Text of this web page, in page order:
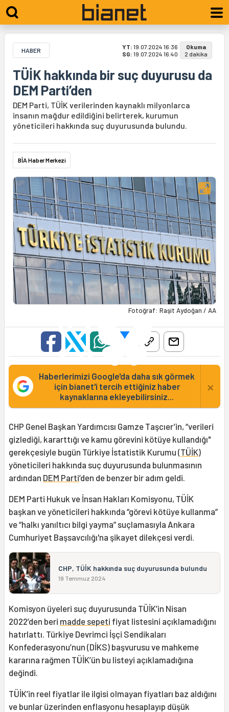
HABER YT: 19.07.2024 16:36
SG: 19.07.2024 16:40
Okuma
2 dakika
TÜİK hakkında bir suç duyurusu da
DEM Parti’den
DEM Parti, TÜİK verilerinden kaynaklı milyonlarca
insanın mağdur edildiğini belirterek, kurumun
yöneticileri hakkında suç duyurusunda bulundu.
BİA Haber Merkezi
Fotoğraf: Raşit Aydoğan / AA
Haberlerimizi Google'da daha sık görmek
için bianet'i tercih ettiğiniz haber
kaynaklarına ekleyebilirsiniz...
×
CHP Genel Başkan Yardımcısı Gamze Taşcıer’in, “verileri
gizlediği, kararttığı ve kamu görevini kötüye kullandığı"
gerekçesiyle bugün Türkiye İstatistik Kurumu (TÜİK)
yöneticileri hakkında suç duyurusunda bulunmasının
ardından DEM Parti’den de benzer bir adım geldi.
DEM Parti Hukuk ve İnsan Hakları Komisyonu, TÜİK
başkan ve yöneticileri hakkında “görevi kötüye kullanma”
ve “halkı yanıltıcı bilgi yayma” suçlamasıyla Ankara
Cumhuriyet Başsavcılığı'na şikayet dilekçesi verdi.
CHP, TÜİK hakkında suç duyurusunda bulundu
19 Temmuz 2024
Komisyon üyeleri suç duyurusunda TÜİK’in Nisan
2022’den beri madde sepeti fiyat listesini açıklamadığını
hatırlattı. Türkiye Devrimci İşçi Sendikaları
Konfederasyonu’nun (DİKS) başvurusu ve mahkeme
kararına rağmen TÜİK’ün bu listeyi açıklamadığına
değindi.
TÜİK’in reel fiyatlar ile ilgisi olmayan fiyatları baz aldığını
ve bunlar üzerinden enflasyonu hesaplayıp düşük